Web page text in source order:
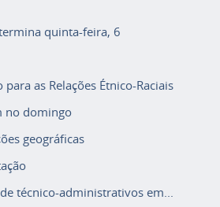
quinta-feira, 6
as Relações Étnico-Raciais
no domingo
geográficas
técnico-administrativos em...